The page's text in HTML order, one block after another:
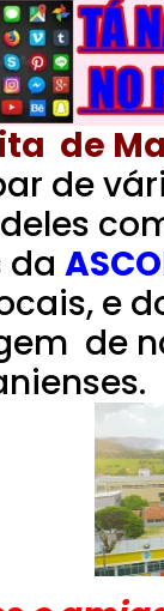
de
de
da
e
de